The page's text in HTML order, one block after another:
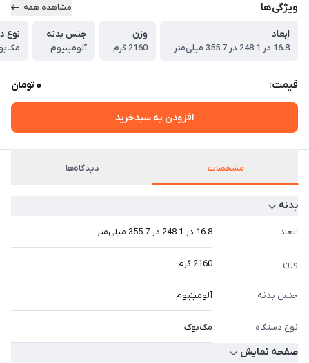
ویژگی‌ها مشاهده همه
ابعاد
16.8 در 248.1 در 355.7 میلی‌متر
وزن
2160 گرم
جنس بدنه
آلومینیوم
نوع
قیمت: 0تومان
افزودن به سبدخرید
مشخصات دیدگاه‌ها
بدنه
ابعاد 16.8 در 248.1 در 355.7 میلی‌متر
وزن 2160 گرم
جنس بدنه آلومینیوم
نوع دستگاه مک‌بوک
صفحه نمایش